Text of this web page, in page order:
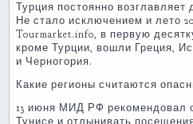
Турция постоянно возглавляет
Не стало исключением и лето
Tourmarket.info, в первую
кроме Турции, вошли Греция,
и Черногория.
Какие регионы считаются
13 июня МИД РФ рекомендовал